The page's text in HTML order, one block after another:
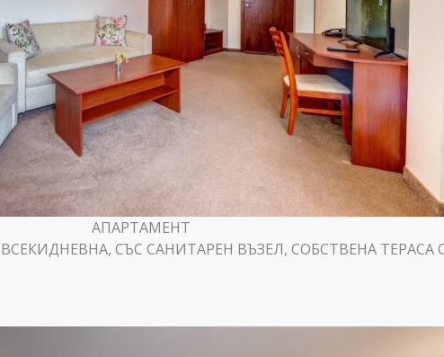
АПАРТАМЕНТ
СЪС САНИТАРЕН ВЪЗЕЛ, СОБСТВЕНА